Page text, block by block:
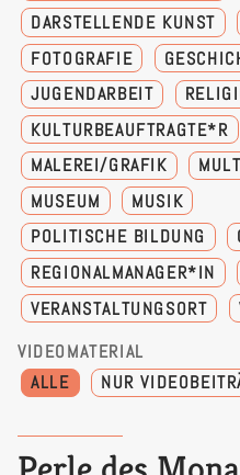
DARSTELLENDE KUNST
FOTOGRAFIE
JUGENDARBEIT
KULTURBEAUFTRAGTE*R
MALEREI/GRAFIK
MUSEUM
MUSIK
POLITISCHE BILDUNG
REGIONALMANAGER*IN
VERANSTALTUNGSORT
VIDEOMATERIAL
ALLE
NUR